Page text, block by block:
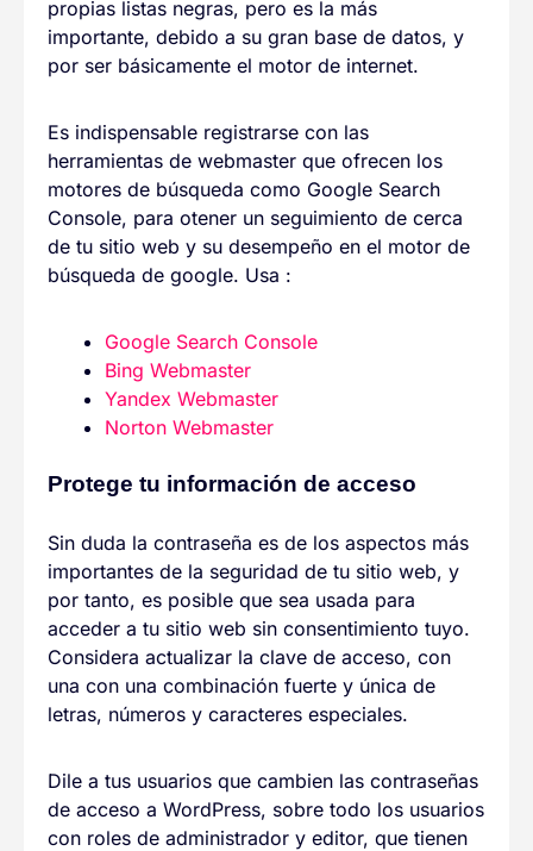
propias listas negras, pero es la más
importante, debido a su gran base de datos, y
por ser básicamente el motor de internet.
Es indispensable registrarse con las
herramientas de webmaster que ofrecen los
motores de búsqueda como Google Search
Console, para otener un seguimiento de cerca
de tu sitio web y su desempeño en el motor de
búsqueda de google. Usa :
Google Search Console
Bing Webmaster
Yandex Webmaster
Norton Webmaster
Protege tu información de acceso
Sin duda la contraseña es de los aspectos más
importantes de la seguridad de tu sitio web, y
por tanto, es posible que sea usada para
acceder a tu sitio web sin consentimiento tuyo.
Considera actualizar la clave de acceso, con
una con una combinación fuerte y única de
letras, números y caracteres especiales.
Dile a tus usuarios que cambien las contraseñas
de acceso a WordPress, sobre todo los usuarios
con roles de administrador y editor, que tienen